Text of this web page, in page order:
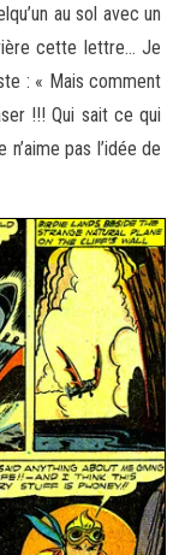
au sol avec un
cette lettre… Je
: « Mais comment
!!! Qui sait ce qui
pas l’idée de